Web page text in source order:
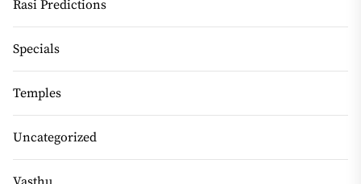
Rasi Predictions
Specials
Temples
Uncategorized